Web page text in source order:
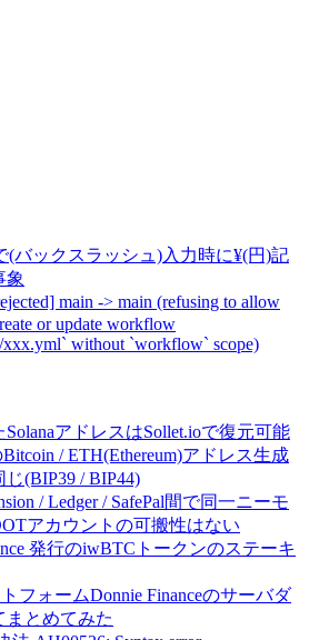
(バックスラッシュ)入力時に¥(円)記
象
main -> main (refusing to allow
or update workflow
without `workflow` scope)
SolanaアドレスはSollet.ioで復元可能
Bitcoin / ETH(Ethereum)アドレス生成
(BIP39 / BIP44)
/ Ledger / SafePal間で同一ニーモ
アカウントの可搬性はない
発行のiwBTCトークンのステーキ
フォームDonnie Financeのサーバダ
まとめてみた